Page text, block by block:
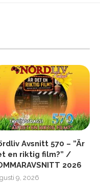
Avsnitt 570 – ”Är
en riktig film?” /
2026
9, 2026